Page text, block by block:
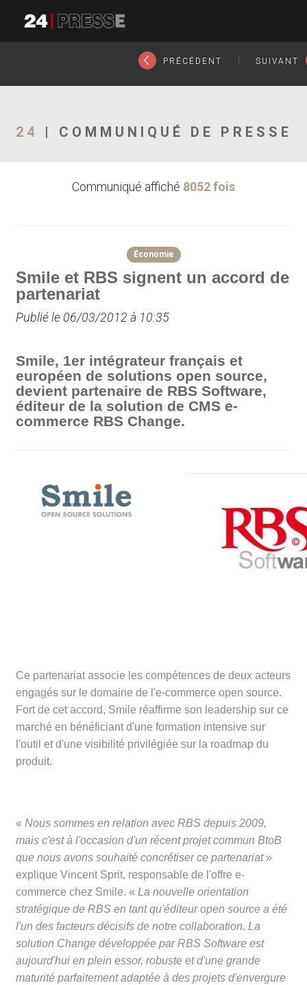
Communiqués de
PRÉCÉDENT SUIVANT
24 | COMMUNIQUÉ DE PRESSE
Communiqué affiché 8052 fois
Économie
Smile et RBS signent un accord de
partenariat
Publié le 06/03/2012 à 10:35
Smile, 1er intégrateur français et
européen de solutions open source,
devient partenaire de RBS Software,
éditeur de la solution de CMS e-
commerce RBS Change.
Ce partenariat associe les compétences de deux acteurs
engagés sur le domaine de l'e-commerce open source.
Fort de cet accord, Smile réaffirme son leadership sur ce
marché en bénéficiant d'une formation intensive sur
l'outil et d'une visibilité privilégiée sur la roadmap du
produit.
«Nous sommes en relation avec RBS depuis 2009,
mais c'est à l'occasion d'un récent projet commun BtoB
que nous avons souhaité concrétiser ce partenariat»
explique Vincent Sprit, responsable de l'offre e-
commerce chez Smile. «La nouvelle orientation
stratégique de RBS en tant qu'éditeur open source a été
l'un des facteurs décisifs de notre collaboration. La
solution Change développée par RBS Software est
aujourd'hui en plein essor, robuste et d'une grande
maturité parfaitement adaptée à des projets d'envergure